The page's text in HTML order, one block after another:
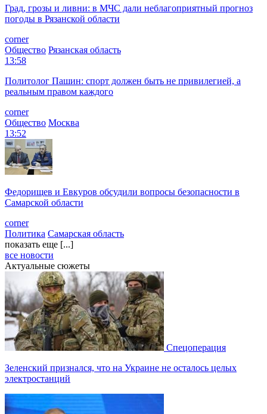
Град, грозы и ливни: в МЧС дали неблагоприятный прогноз
погоды в Рязанской области
corner
Общество Рязанская область
13:58
Политолог Пашин: спорт должен быть не привилегией, а
реальным правом каждого
corner
Общество Москва
13:52
Федорищев и Евкуров обсудили вопросы безопасности в
Самарской области
corner
Политика Самарская область
показать еще [...]
все новости
Актуальные сюжеты
Спецоперация
Зеленский признался, что на Украине не осталось целых
электростанций